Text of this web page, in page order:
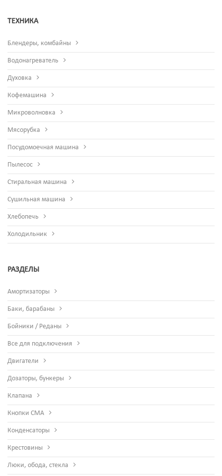
ТЕХНИКА
Блендеры, комбайны
Водонагреватель
Духовка
Кофемашина
Микроволновка
Мясорубка
Посудомоечная машина
Пылесос
Стиральная машина
Сушильная машина
Хлебопечь
Холодильник
РАЗДЕЛЫ
Амортизаторы
Баки, барабаны
Бойники / Реданы
Все для подключения
Двигатели
Дозаторы, бункеры
Клапана
Кнопки СМА
Конденсаторы
Крестовины
Люки, обода, стекла